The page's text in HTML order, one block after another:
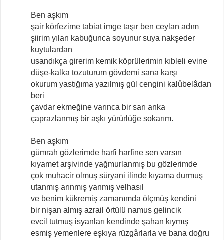
Ben aşkım
şair körfezime tabiat imge taşır ben ceylan adım
şiirim yılan kabuğunca soyunur suya nakşeder
kuytulardan
usandıkça girerim kemik köprülerimin kıbleli evine
düşe-kalka tozuturum gövdemi sana karşı
okurum yastığıma yazılmış gül cengini kalûbelâdan
beri
çavdar ekmeğine varınca bir sarı anka
çaprazlanmış bir aşkı yürürlüğe sokarım.
Ben aşkım
gümrah gözlerimde harfi harfine sen varsın
kıyamet arşivinde yağmurlanmış bu gözlerimde
çok muhacir olmuş süryani ilinde kıyama durmuş
utanmış arınmış yanmış velhasıl
ve benim kükremiş zamanımda ölçmüş kendini
bir nişan almış azrail örtülü namus gelincik
evcil tutmuş isyanları kendinde şahan kıymış
esmiş yemenlere eşkıya rüzgârlarla ve bana doğru